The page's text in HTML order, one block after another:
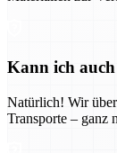
Kann ich
Natürlich! Wir
Transporte – ganz